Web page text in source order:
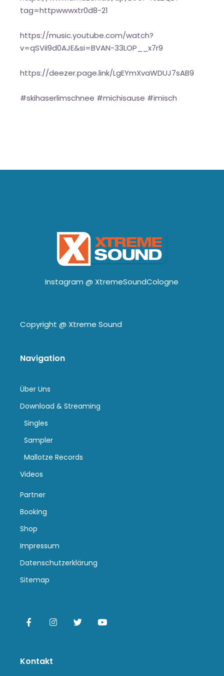
tag=httpwwwxtr0d8-21
https://music.youtube.com/watch?
v=qSViI9d0AJE&si=BVAN-33LOP__x7r9
https://deezer.page.link/LgEYmXvaWDUJ7sAB9
#skihaserlimschnee #michisause #imisch
Instagram @ XtremeSoundCologne
Copyright @ Xtreme Sound
Navigation
Über Uns
Download & Streaming
Singles
Sampler
Mallotze Records
Videos
Partner
Booking
Shop
Impressum
Datenschutzerklärung
Sitemap
Kontakt